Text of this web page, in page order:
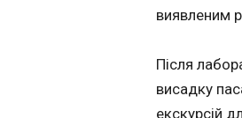
виявленим
Після
висадку
екскурсій